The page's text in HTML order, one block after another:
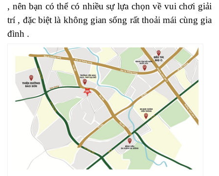
, nên bạn có thể có nhiều sự lựa chọn về vui chơi giải
trí , đặc biệt là không gian sống rất thoải mái cùng gia
đình .